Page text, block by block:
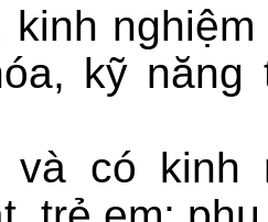
kinh
kỹ năng
và có kinh